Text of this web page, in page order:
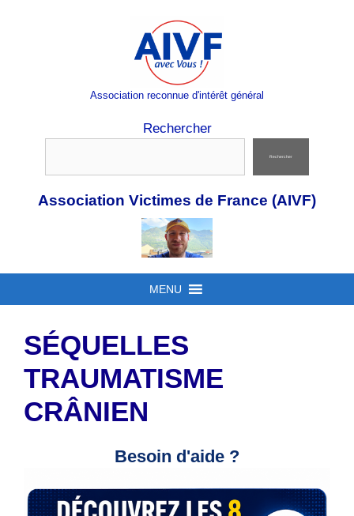
Association reconnue d'intérêt général
Rechercher
Rechercher
Association Victimes de France (AIVF)
MENU
SÉQUELLES
TRAUMATISME
CRÂNIEN
Besoin d'aide ?